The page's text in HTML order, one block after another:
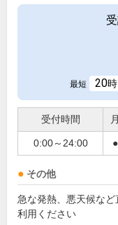
最短 20時
受付時間 月
0:00～24:00 ●
その他
急な発熱、悪天候な
利用ください